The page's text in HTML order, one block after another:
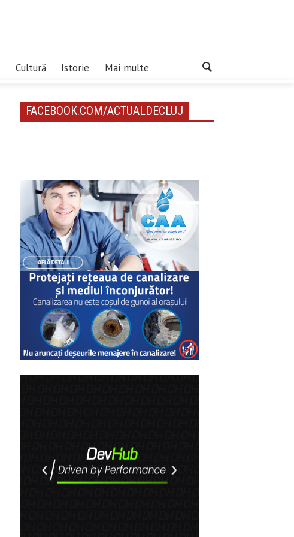
Cultură Istorie Mai multe
FACEBOOK.COM/ACTUALDECLUJ